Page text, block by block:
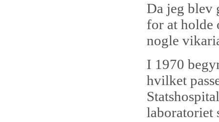
Da jeg blev
for at holde
nogle
I 1970
hvilket
laboratoriet